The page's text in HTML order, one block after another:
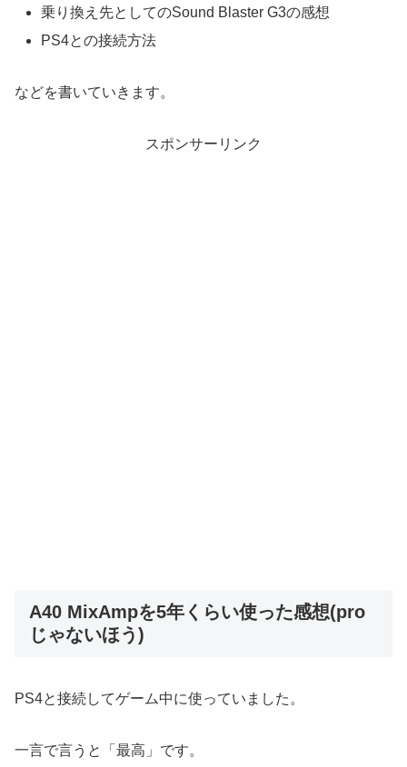
乗り換え先としてのSound Blaster G3の感想
PS4との接続方法
などを書いていきます。
スポンサーリンク
A40 MixAmpを5年くらい使った感想(pro
じゃないほう)
PS4と接続してゲーム中に使っていました。
一言で言うと「最高」です。